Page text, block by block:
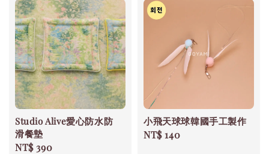
Studio Alive愛心防水防
滑餐墊
Regular
NT$ 390
小飛天球球韓國手工製作
Regular
NT$ 140